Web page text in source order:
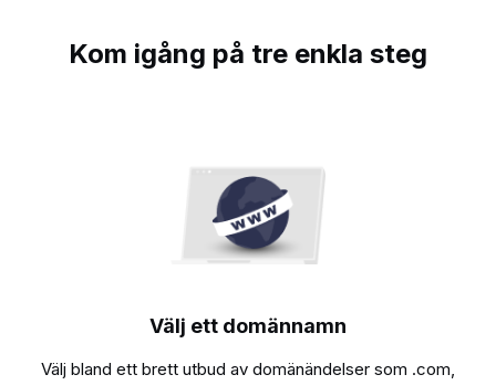
Kom igång på tre enkla steg
Välj ett domännamn
Välj bland ett brett utbud av domänändelser som .com,